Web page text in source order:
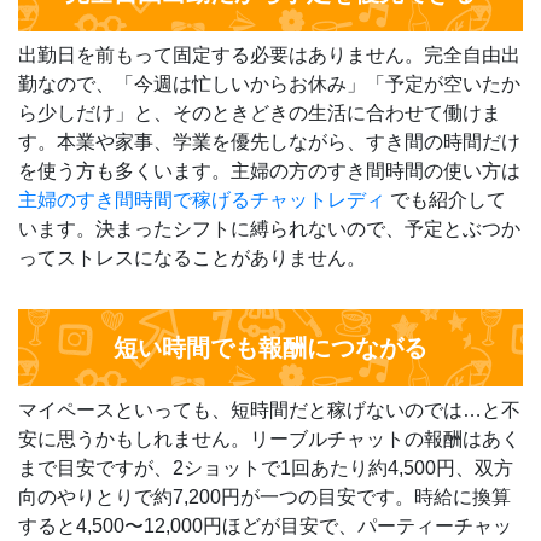
出勤日を前もって固定する必要はありません。完全自由出
勤なので、「今週は忙しいからお休み」「予定が空いたか
ら少しだけ」と、そのときどきの生活に合わせて働けま
す。本業や家事、学業を優先しながら、すき間の時間だけ
を使う方も多くいます。主婦の方のすき間時間の使い方は
主婦のすき間時間で稼げるチャットレディ でも紹介して
います。決まったシフトに縛られないので、予定とぶつか
ってストレスになることがありません。
短い時間でも報酬につながる
マイペースといっても、短時間だと稼げないのでは…と不
安に思うかもしれません。リーブルチャットの報酬はあく
まで目安ですが、2ショットで1回あたり約4,500円、双方
向のやりとりで約7,200円が一つの目安です。時給に換算
すると4,500〜12,000円ほどが目安で、パーティーチャッ